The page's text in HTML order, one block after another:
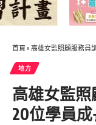
首頁 » 高雄女監照顧服務員
地方
高雄女監
20位學員成